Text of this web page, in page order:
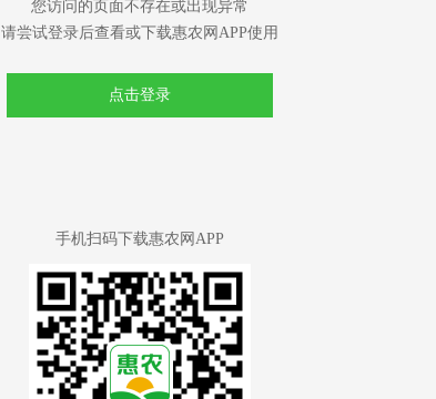
您访问的页面不存在或出现异常
请尝试登录后查看或下载惠农网APP使用
点击登录
手机扫码下载惠农网APP